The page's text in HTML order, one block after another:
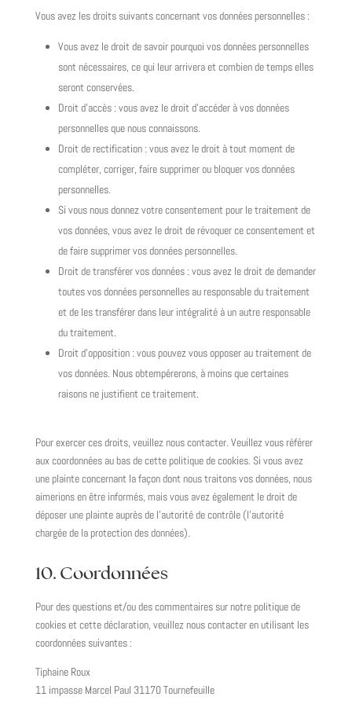
Vous avez les droits suivants concernant vos données personnelles :
Vous avez le droit de savoir pourquoi vos données personnelles
sont nécessaires, ce qui leur arrivera et combien de temps elles
seront conservées.
Droit d’accès : vous avez le droit d’accéder à vos données
personnelles que nous connaissons.
Droit de rectification : vous avez le droit à tout moment de
compléter, corriger, faire supprimer ou bloquer vos données
personnelles.
Si vous nous donnez votre consentement pour le traitement de
vos données, vous avez le droit de révoquer ce consentement et
de faire supprimer vos données personnelles.
Droit de transférer vos données : vous avez le droit de demander
toutes vos données personnelles au responsable du traitement
et de les transférer dans leur intégralité à un autre responsable
du traitement.
Droit d’opposition : vous pouvez vous opposer au traitement de
vos données. Nous obtempérerons, à moins que certaines
raisons ne justifient ce traitement.
Pour exercer ces droits, veuillez nous contacter. Veuillez vous référer
aux coordonnées au bas de cette politique de cookies. Si vous avez
une plainte concernant la façon dont nous traitons vos données, nous
aimerions en être informés, mais vous avez également le droit de
déposer une plainte auprès de l’autorité de contrôle (l’autorité
chargée de la protection des données).
10. Coordonnées
Pour des questions et/ou des commentaires sur notre politique de
cookies et cette déclaration, veuillez nous contacter en utilisant les
coordonnées suivantes :
Tiphaine Roux
11 impasse Marcel Paul 31170 Tournefeuille